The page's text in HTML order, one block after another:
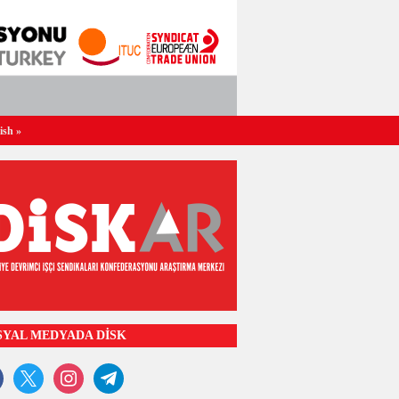
»
MEDYADA DİSK
x instagramtelegram